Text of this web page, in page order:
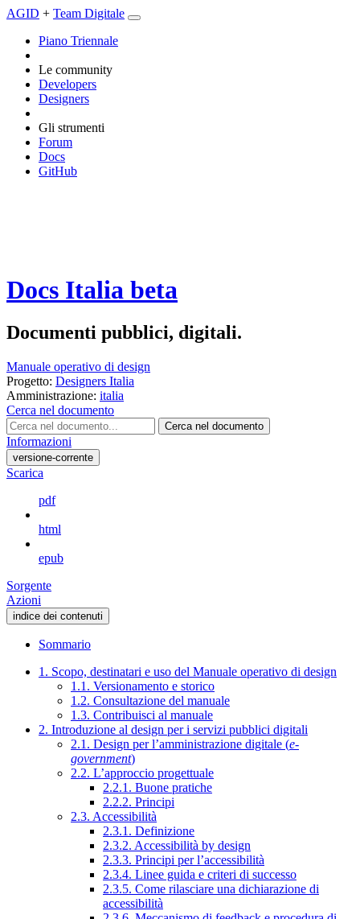
AGID + Team Digitale
Piano Triennale
Le community
Developers
Designers
Gli strumenti
Forum
Docs
GitHub
Docs Italia beta
Documenti pubblici, digitali.
Manuale operativo di design
Progetto: Designers Italia
Amministrazione: italia
Cerca nel documento
Cerca nel documento
Informazioni
versione-corrente
Scarica
pdf
html
epub
Sorgente
Azioni
indice dei contenuti
Sommario
1. Scopo, destinatari e uso del Manuale operativo di design
1.1. Versionamento e storico
1.2. Consultazione del manuale
1.3. Contribuisci al manuale
2. Introduzione al design per i servizi pubblici digitali
2.1. Design per l’amministrazione digitale (e-
government)
2.2. L’approccio progettuale
2.2.1. Buone pratiche
2.2.2. Principi
2.3. Accessibilità
2.3.1. Definizione
2.3.2. Accessibilità by design
2.3.3. Principi per l’accessibilità
2.3.4. Linee guida e criteri di successo
2.3.5. Come rilasciare una dichiarazione di
accessibilità